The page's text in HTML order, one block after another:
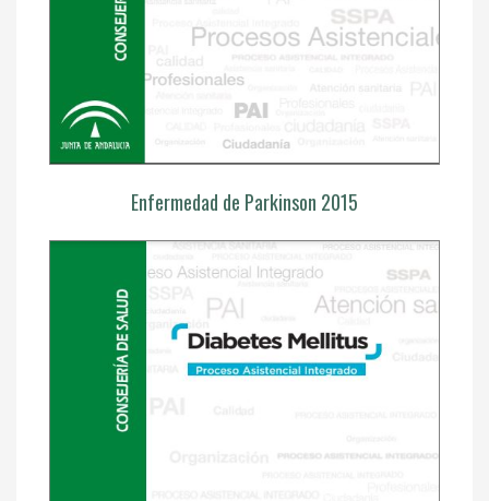
Enfermedad de Parkinson 2015